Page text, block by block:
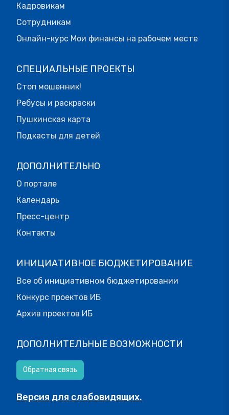
Кадровикам
Сотрудникам
Онлайн-курс Мои финансы на рабочем месте
СПЕЦИАЛЬНЫЕ ПРОЕКТЫ
Стоп мошенник!
Ребусы и раскраски
Пушкинская карта
Подкасты для детей
ДОПОЛНИТЕЛЬНО
О портале
Календарь
Пресс-центр
Контакты
ИНИЦИАТИВНОЕ БЮДЖЕТИРОВАНИЕ
Все об инициативном бюджетировании
Конкурс проектов ИБ
Архив проектов ИБ
ДОПОЛНИТЕЛЬНЫЕ ВОЗМОЖНОСТИ
Обратная связь
Версия для слабовидящих.